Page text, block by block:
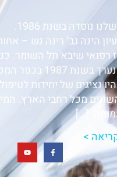
נוסדה בשנת 1986.
הינה גב’ רינה נש –
רפואי שיבא תל השומר.
העמותה נערך בשנת
נציגים של יחידות
מכל רחבי הארץ.
[…]
>